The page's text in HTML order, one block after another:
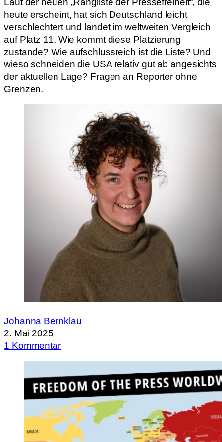
Laut der neuen „Rangliste der Pressefreiheit“, die
heute erscheint, hat sich Deutschland leicht
verschlechtert und landet im weltweiten Vergleich
auf Platz 11. Wie kommt diese Platzierung
zustande? Wie aufschlussreich ist die Liste? Und
wieso schneiden die USA relativ gut ab angesichts
der aktuellen Lage? Fragen an Reporter ohne
Grenzen.
Johanna Bernklau
2. Mai 2025
1 Kommentar